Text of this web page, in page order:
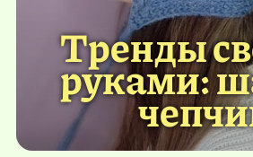
Тренды
руками: